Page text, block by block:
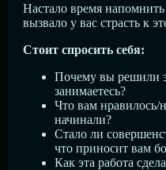
Настало время
вызвало у вас страсть к
Стоит спросить себя:
Почему вы решили
занимаетесь?
Что вам нравилось/
начинали?
Стало ли
что приносит вам
Как эта работа